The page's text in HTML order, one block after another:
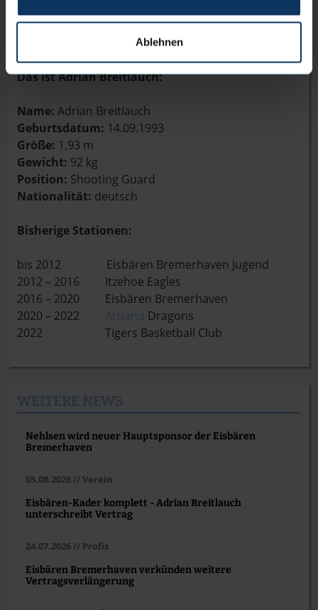
Ablehnen
Bremerhaven mit Adrian für mehrere Jahre
Das ist Adrian Breitlauch:
Name: Adrian Breitlauch
Geburtsdatum: 14.09.1993
Größe: 1,93 m
Gewicht: 92 kg
Position: Shooting Guard
Nationalität: deutsch
Bisherige Stationen:
bis 2012 Eisbären Bremerhaven Jugend
2012 – 2016 Itzehoe Eagles
2016 – 2020 Eisbären Bremerhaven
2020 – 2022
Dragons
2022 Tigers Basketball Club
Nehlsen wird neuer Hauptsponsor der Eisbären
Bremerhaven
05.08.2026 // Verein
Eisbären-Kader komplett - Adrian Breitlauch
unterschreibt Vertrag
24.07.2026 // Profis
Eisbären Bremerhaven verkünden weitere
Vertragsverlängerung